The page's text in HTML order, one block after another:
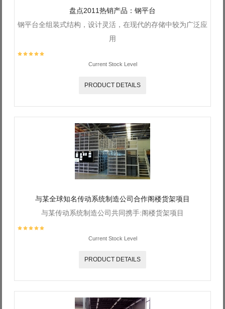
盘点2011热销产品：钢平台
钢平台全组装式结构，设计灵活，在现代的存储中较为广泛应
用
Current Stock Level
PRODUCT DETAILS
与某全球知名传动系统制造公司合作阁楼货架项目
与某传动系统制造公司共同携手:阁楼货架项目
Current Stock Level
PRODUCT DETAILS